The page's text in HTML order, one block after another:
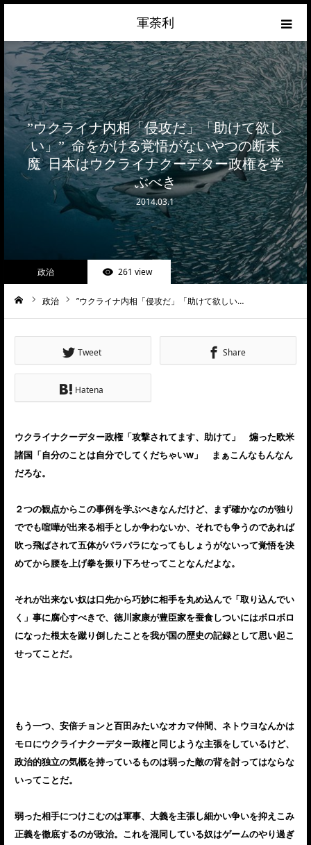
軍荼利
”ウクライナ内相「侵攻だ」「助けて欲し
い」” 命をかける覚悟がないやつの断末
魔 日本はウクライナクーデター政権を学
ぶべき
2014.03.1
政治 261 view
政治 ”ウクライナ内相「侵攻だ」「助けて欲しい…
Tweet Share
Hatena
ウクライナクーデター政権「攻撃されてます、助けて」 煽った欧米
諸国「自分のことは自分でしてくだちゃいw」 まぁこんなもんなん
だろな。
２つの観点からこの事例を学ぶべきなんだけど、まず確かなのが独り
ででも喧嘩が出来る相手としか争わないか、それでも争うのであれば
吹っ飛ばされて五体がバラバラになってもしょうがないって覚悟を決
めてから腰を上げ拳を振り下ろせってことなんだよな。
それが出来ない奴は口先から巧妙に相手を丸め込んで「取り込んでい
く」事に腐心すべきで、徳川家康が豊臣家を蚕食しついにはボロボロ
になった根太を蹴り倒したことを我が国の歴史の記録として思い起こ
せってことだ。
もう一つ、安倍チョンと百田みたいなオカマ仲間、ネトウヨなんかは
モロにウクライナクーデター政権と同じような主張をしているけど、
政治的独立の気概を持っているものは弱った敵の背を討ってはならな
いってことだ。
弱った相手につけこむのは軍事、大義を主張し細かい争いを抑えこみ
正義を徹底するのが政治。これを混同している奴はゲームのやり過ぎ
経済
ネトウヨ
政治
ライフハック
サイトマップ
about
お問合せ